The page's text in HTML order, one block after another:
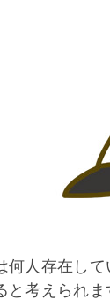
何人存在し
と考えられ